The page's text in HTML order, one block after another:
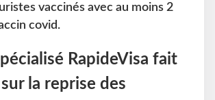
vaccinés avec au moins 2
covid.
RapideVisa fait
la reprise des